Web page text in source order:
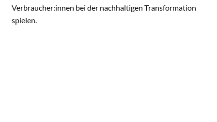
Verbraucher:innen bei der nachhaltigen Transformation
spielen.